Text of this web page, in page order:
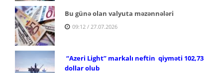
Bu günə olan valyuta məzənnələri
09:12 / 27.07.2026
“Azeri Light” markalı neftin qiyməti 102,73
dollar olub